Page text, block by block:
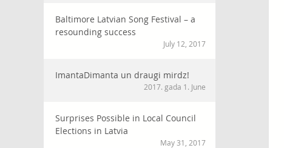
Baltimore Latvian Song Festival – a
resounding success
July 12, 2017
ImantaDimanta un draugi mirdz!
2017. gada 1. June
Surprises Possible in Local Council
Elections in Latvia
May 31, 2017